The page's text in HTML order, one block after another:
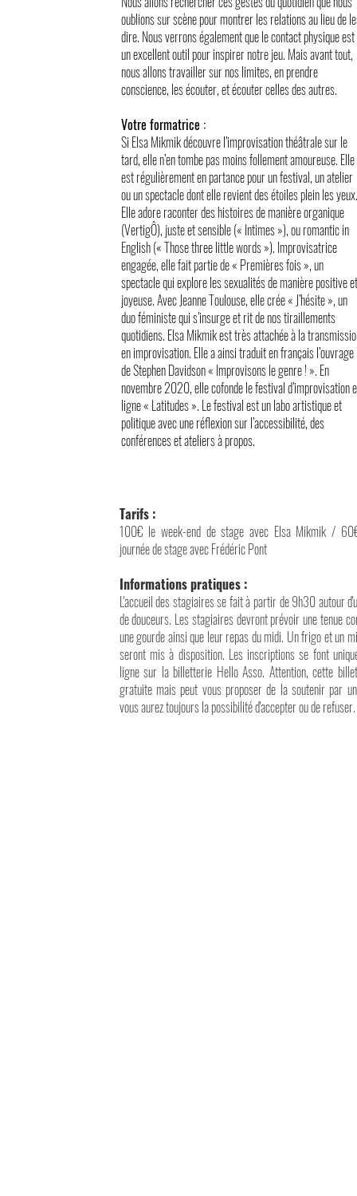
oublions sur scène pour montrer les relations au lieu de
dire. Nous verrons également que le contact physique est
un excellent outil pour inspirer notre jeu. Mais avant tout,
nous allons travailler sur nos limites, en prendre
conscience, les écouter, et écouter celles des autres.
Votre formatrice :
Si Elsa Mikmik découvre l’improvisation théâtrale sur le
tard, elle n’en tombe pas moins follement amoureuse. Elle
est régulièrement en partance pour un festival, un atelier
ou un spectacle dont elle revient des étoiles plein les yeux.
Elle adore raconter des histoires de manière organique
(VertigÔ), juste et sensible (« Intimes »), ou romantic in
English (« Those three little words »). Improvisatrice
engagée, elle fait partie de « Premières fois », un
spectacle qui explore les sexualités de manière positive et
joyeuse. Avec Jeanne Toulouse, elle crée « J’hésite », un
duo féministe qui s’insurge et rit de nos tiraillements
quotidiens. Elsa Mikmik est très attachée à la
en improvisation. Elle a ainsi traduit en français l’ouvrage
de Stephen Davidson « Improvisons le genre ! ». En
novembre 2020, elle cofonde le festival d’improvisation
ligne « Latitudes ». Le festival est un labo artistique et
politique avec une réflexion sur l’accessibilité, des
conférences et ateliers à propos.
Tarifs :
100€ le week-end de stage avec Elsa Mikmik /
journée de stage avec Frédéric Pont
Informations pratiques :
L'accueil des stagiaires se fait à partir de 9h30 autour
de douceurs. Les stagiaires devront prévoir une tenue
une gourde ainsi que leur repas du midi. Un frigo et un
seront mis à disposition. Les inscriptions se font
ligne sur la billetterie Hello Asso. Attention, cette
gratuite mais peut vous proposer de la soutenir par
vous aurez toujours la possibilité d'accepter ou de refuser.